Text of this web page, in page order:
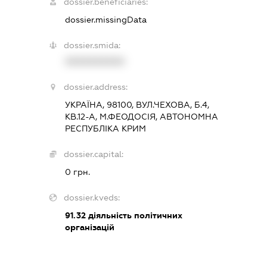
dossier.missingData
dossier.smida:
dossier.address:
УКРАЇНА, 98100, ВУЛ.ЧЕХОВА, Б.4,
КВ.12-А, М.ФЕОДОСІЯ, АВТОНОМНА
РЕСПУБЛІКА КРИМ
dossier.capital:
0 грн.
dossier.kveds:
91.32діяльність політичних
організацій